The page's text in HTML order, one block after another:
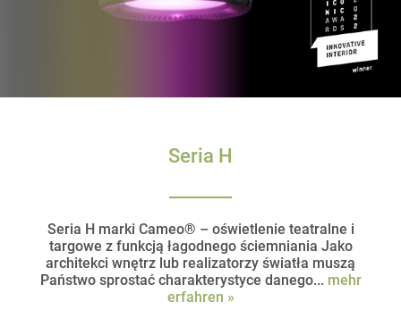
Seria H
Seria H marki Cameo® – oświetlenie teatralne i
targowe z funkcją łagodnego ściemniania Jako
architekci wnętrz lub realizatorzy światła muszą
Państwo sprostać charakterystyce danego... mehr
erfahren »